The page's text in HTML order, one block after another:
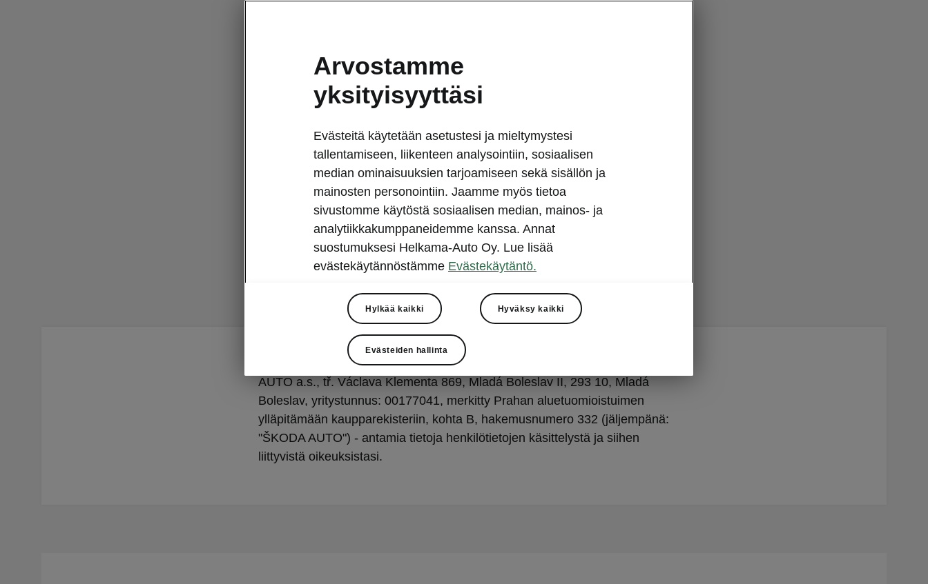
Tässä asiakirjassa on henkilötietojen rekisterinpitäjän - yhtiön ŠKODA
AUTO a.s., tř. Václava Klementa 869, Mladá Boleslav II, 293 10, Mladá
Boleslav, yritystunnus: 00177041, merkitty Prahan aluetuomioistuimen
ylläpitämään kaupparekisteriin, kohta B, hakemusnumero 332 (jäljempänä:
"ŠKODA AUTO") - antamia tietoja henkilötietojen käsittelystä ja siihen
liittyvistä oikeuksistasi.
Arvostamme
yksityisyyttäsi
Evästeitä käytetään asetustesi ja mieltymystesi
tallentamiseen, liikenteen analysointiin, sosiaalisen
median ominaisuuksien tarjoamiseen sekä sisällön ja
mainosten personointiin. Jaamme myös tietoa
sivustomme käytöstä sosiaalisen median, mainos- ja
analytiikkakumppaneidemme kanssa. Annat
suostumuksesi Helkama-Auto Oy. Lue lisää
evästekäytännöstämme Evästekäytäntö.
Hylkää kaikki Hyväksy kaikki
Evästeiden hallinta